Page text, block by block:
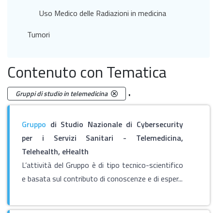
Contenuto con Tematica
Gruppi di studio in telemedicina .
Gruppo di Studio Nazionale di Cybersecurity
per i Servizi Sanitari - Telemedicina,
Telehealth, eHealth
L’attività del Gruppo è di tipo tecnico-scientifico
e basata sul contributo di conoscenze e di esper...
Uso Medico delle Radiazioni in medicina
Tumori